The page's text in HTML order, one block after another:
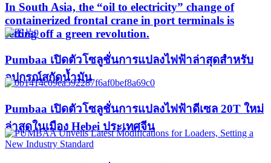
In South Asia, the “oil to electricity” change of
containerized frontal crane in port terminals is
setting off a green revolution.
Pumbaa เปิดตัวโซลูชั่นการแปลงไฟฟ้าล่าสุดสำหรับ
อุปกรณ์สกัดน้ำมัน
Pumbaa เปิดตัวโซลูชั่นการแปลงไฟฟ้าดีเซล 20T ใหม่
ล่าสุดในเมือง Hebei ประเทศจีน